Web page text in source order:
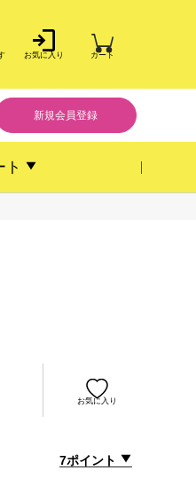
お気に入り カート
新規会員登録
ト
お気に入り
7ポイント